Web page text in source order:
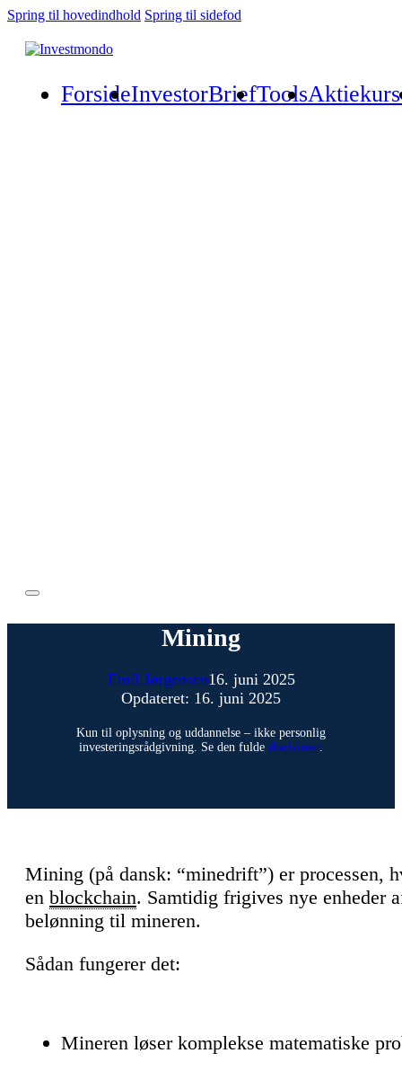
Spring til hovedindhold Spring til sidefod
ForsideInvestorBriefTools
Mining
Emil Jørgensen16. juni 2025
Opdateret: 16. juni 2025
Kun til oplysning og uddannelse – ikke personlig
investeringsrådgivning. Se den fulde disclaimer.
Mining (på dansk: “minedrift”) er processen,
en blockchain. Samtidig frigives nye enheder
belønning til mineren.
Sådan fungerer det:
Mineren løser komplekse matematiske